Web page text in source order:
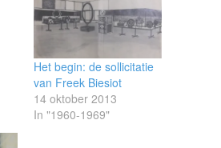
Het begin: de sollicitatie
van Freek Biesiot
14 oktober 2013
In "1960-1969"